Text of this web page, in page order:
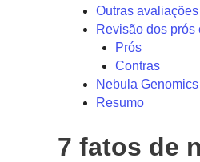
Outras
Revisão dos prós
Prós
Contras
Nebula Genomics
Resumo
7 fatos de